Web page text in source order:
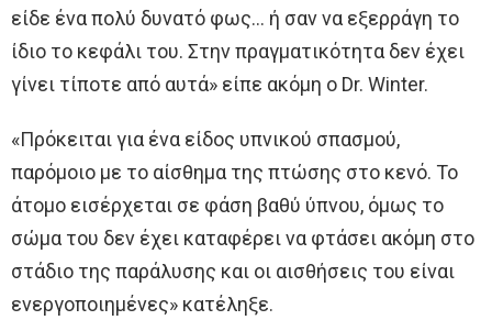
είδε ένα πολύ δυνατό φως… ή σαν να εξερράγη το
ίδιο το κεφάλι του. Στην πραγματικότητα δεν έχει
γίνει τίποτε από αυτά» είπε ακόμη ο Dr. Winter.
«Πρόκειται για ένα είδος υπνικού σπασμού,
παρόμοιο με το αίσθημα της πτώσης στο κενό. Το
άτομο εισέρχεται σε φάση βαθύ ύπνου, όμως το
σώμα του δεν έχει καταφέρει να φτάσει ακόμη στο
στάδιο της παράλυσης και οι αισθήσεις του είναι
ενεργοποιημένες» κατέληξε.